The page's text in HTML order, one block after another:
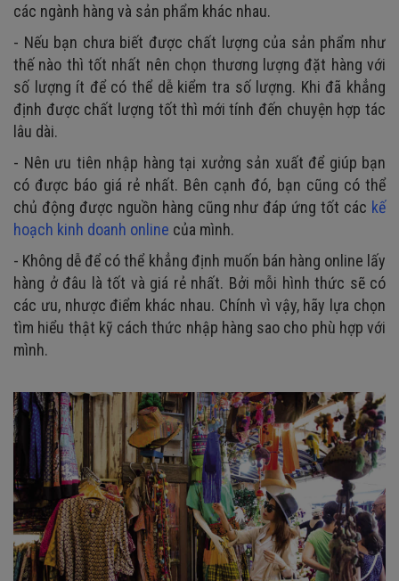
các ngành hàng và sản phẩm khác nhau.
- Nếu bạn chưa biết được chất lượng của sản phẩm như
thế nào thì tốt nhất nên chọn thương lượng đặt hàng với
số lượng ít để có thể dễ kiểm tra số lượng. Khi đã khẳng
định được chất lượng tốt thì mới tính đến chuyện hợp tác
lâu dài.
- Nên ưu tiên nhập hàng tại xưởng sản xuất để giúp bạn
có được báo giá rẻ nhất. Bên cạnh đó, bạn cũng có thể
chủ động được nguồn hàng cũng như đáp ứng tốt các kế
hoạch kinh doanh online của mình.
- Không dễ để có thể khẳng định muốn bán hàng online lấy
hàng ở đâu là tốt và giá rẻ nhất. Bởi mỗi hình thức sẽ có
các ưu, nhược điểm khác nhau. Chính vì vậy, hãy lựa chọn
tìm hiểu thật kỹ cách thức nhập hàng sao cho phù hợp với
mình.